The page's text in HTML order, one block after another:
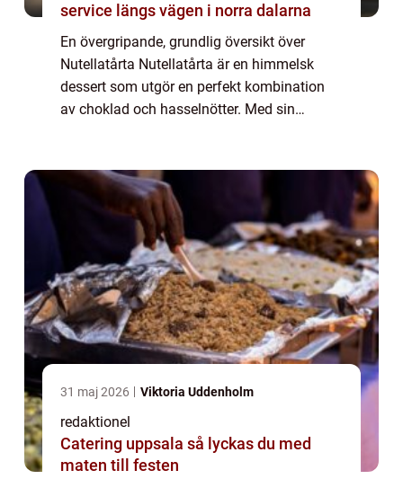
service längs vägen i norra dalarna
En övergripande, grundlig översikt över
Nutellatårta Nutellatårta är en himmelsk
dessert som utgör en perfekt kombination
av choklad och hasselnötter. Med sin
he...
31 maj 2026 Viktoria Uddenholm
redaktionel
Catering uppsala så lyckas du med
maten till festen